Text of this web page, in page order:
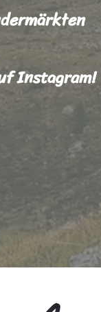
Instagram!